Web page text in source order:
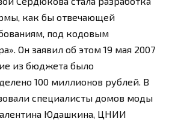
как бы отвечающей
под кодовым
Он заявил об этом 19 мая 2007
из бюджета было
100 миллионов рублей. В
специалисты домов моды
Юдашкина, ЦНИИ